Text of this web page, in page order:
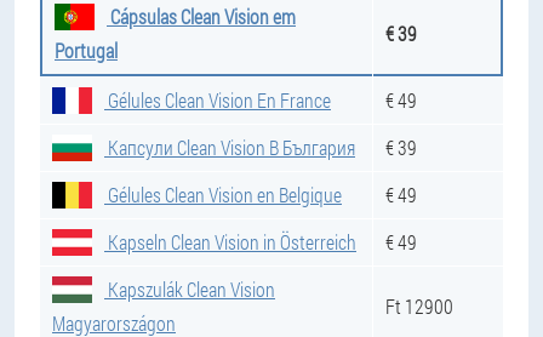
Cápsulas Clean Vision em
Portugal
€ 39
Gélules Clean Vision En France
€ 49
Капсули Clean Vision В България
€ 39
Gélules Clean Vision en Belgique
€ 49
Kapseln Clean Vision in Österreich
€ 49
Kapszulák Clean Vision
Magyarországon
Ft 12900